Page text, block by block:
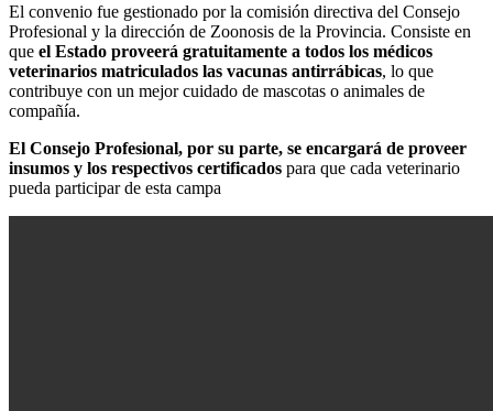
El convenio fue gestionado por la comisión directiva del Consejo
Profesional y la dirección de Zoonosis de la Provincia. Consiste en
que el Estado proveerá gratuitamente a todos los médicos
veterinarios matriculados las vacunas antirrábicas, lo que
contribuye con un mejor cuidado de mascotas o animales de
compañía.
El Consejo Profesional, por su parte, se encargará de proveer
insumos y los respectivos certificados para que cada veterinario
pueda participar de esta campa